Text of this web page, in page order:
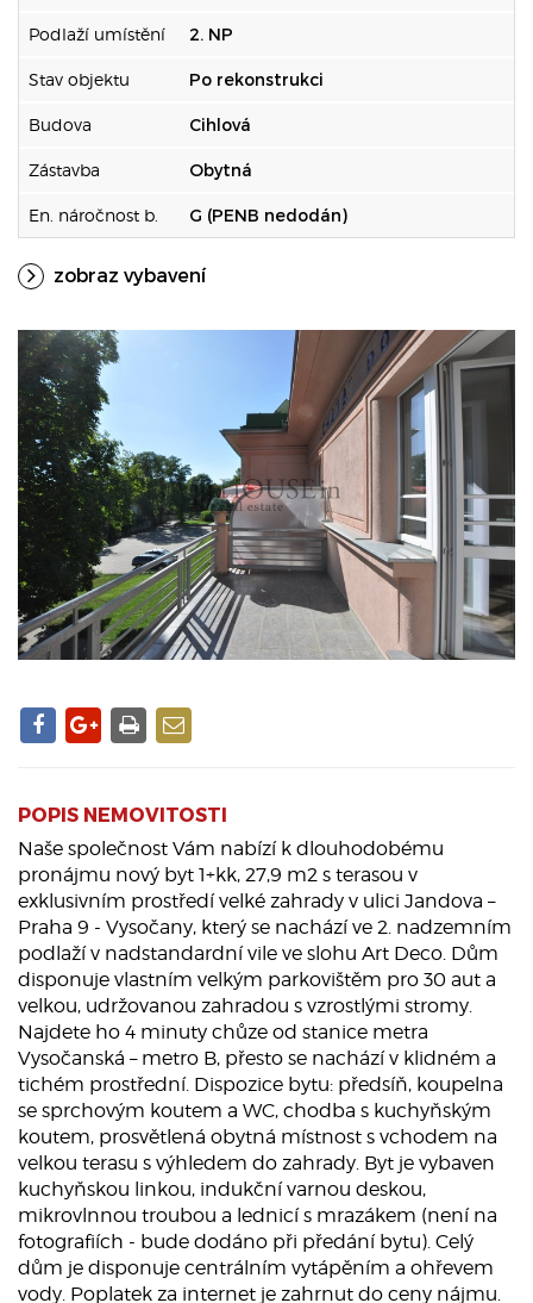
Podlaží umístění 2. NP
Stav objektu Po rekonstrukci
Budova Cihlová
Zástavba Obytná
En. náročnost b. G (PENB nedodán)
zobraz vybavení
POPIS NEMOVITOSTI
Naše společnost Vám nabízí k dlouhodobému
pronájmu nový byt 1+kk, 27,9 m2 s terasou v
exklusivním prostředí velké zahrady v ulici Jandova –
Praha 9 - Vysočany, který se nachází ve 2. nadzemním
podlaží v nadstandardní vile ve slohu Art Deco. Dům
disponuje vlastním velkým parkovištěm pro 30 aut a
velkou, udržovanou zahradou s vzrostlými stromy.
Najdete ho 4 minuty chůze od stanice metra
Vysočanská – metro B, přesto se nachází v klidném a
tichém prostřední. Dispozice bytu: předsíň, koupelna
se sprchovým koutem a WC, chodba s kuchyňským
koutem, prosvětlená obytná místnost s vchodem na
velkou terasu s výhledem do zahrady. Byt je vybaven
kuchyňskou linkou, indukční varnou deskou,
mikrovlnnou troubou a lednicí s mrazákem (není na
fotografiích - bude dodáno při předání bytu). Celý
dům je disponuje centrálním vytápěním a ohřevem
vody. Poplatek za internet je zahrnut do ceny nájmu.